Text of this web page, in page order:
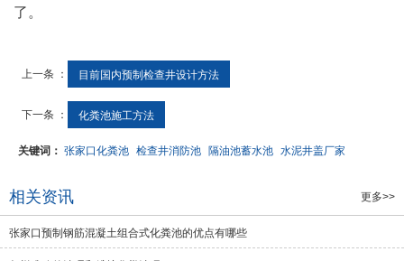
了。
上一条 ： 目前国内预制检查井设计方法
下一条 ： 化粪池施工方法
关键词： 张家口化粪池 检查井消防池 隔油池蓄水池 水泥井盖厂家
相关资讯 更多>>
张家口预制钢筋混凝土组合式化粪池的优点有哪些